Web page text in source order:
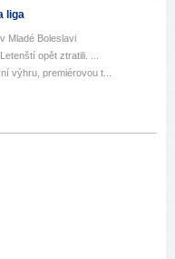
liga
Mladé Boleslavi
opět ztratili. ...
výhru, premiérovou t...